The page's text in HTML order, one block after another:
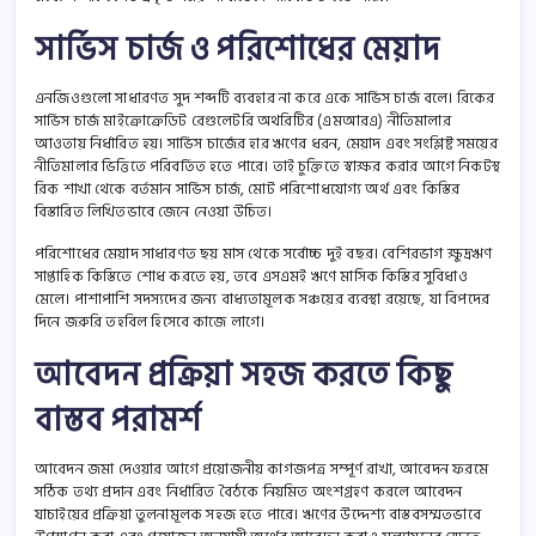
সার্ভিস চার্জ ও পরিশোধের মেয়াদ
এনজিওগুলো সাধারণত সুদ শব্দটি ব্যবহার না করে একে সার্ভিস চার্জ বলে। রিকের
সার্ভিস চার্জ মাইক্রোক্রেডিট রেগুলেটরি অথরিটির (এমআরএ) নীতিমালার
আওতায় নির্ধারিত হয়। সার্ভিস চার্জের হার ঋণের ধরন, মেয়াদ এবং সংশ্লিষ্ট সময়ের
নীতিমালার ভিত্তিতে পরিবর্তিত হতে পারে। তাই চুক্তিতে স্বাক্ষর করার আগে নিকটস্থ
রিক শাখা থেকে বর্তমান সার্ভিস চার্জ, মোট পরিশোধযোগ্য অর্থ এবং কিস্তির
বিস্তারিত লিখিতভাবে জেনে নেওয়া উচিত।
পরিশোধের মেয়াদ সাধারণত ছয় মাস থেকে সর্বোচ্চ দুই বছর। বেশিরভাগ ক্ষুদ্রঋণ
সাপ্তাহিক কিস্তিতে শোধ করতে হয়, তবে এসএমই ঋণে মাসিক কিস্তির সুবিধাও
মেলে। পাশাপাশি সদস্যদের জন্য বাধ্যতামূলক সঞ্চয়ের ব্যবস্থা রয়েছে, যা বিপদের
দিনে জরুরি তহবিল হিসেবে কাজে লাগে।
আবেদন প্রক্রিয়া সহজ করতে কিছু
বাস্তব পরামর্শ
আবেদন জমা দেওয়ার আগে প্রয়োজনীয় কাগজপত্র সম্পূর্ণ রাখা, আবেদন ফরমে
সঠিক তথ্য প্রদান এবং নির্ধারিত বৈঠকে নিয়মিত অংশগ্রহণ করলে আবেদন
যাচাইয়ের প্রক্রিয়া তুলনামূলক সহজ হতে পারে। ঋণের উদ্দেশ্য বাস্তবসম্মতভাবে